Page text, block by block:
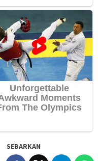
SEBARKAN